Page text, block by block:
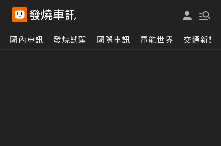
國內車訊 發燒試駕 國際車訊 電能世界 交通新訊